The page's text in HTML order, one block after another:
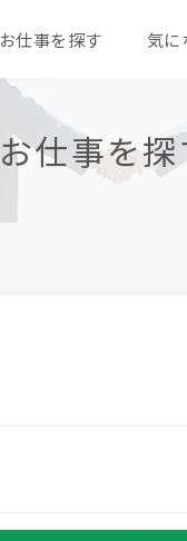
お仕事を探す 気に
お仕事を